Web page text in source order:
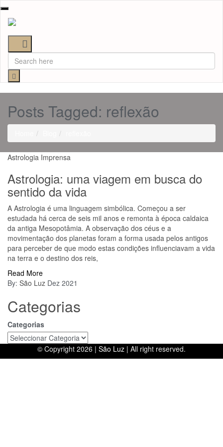
Toggle
navigation
Posts Tagged: reflexão
Astrologia Imprensa
Astrologia: uma viagem em busca do
sentido da vida
A Astrologia é uma linguagem simbólica. Começou a ser
estudada há cerca de seis mil anos e remonta à época caldaica
da antiga Mesopotâmia. A observação dos céus e a
movimentação dos planetas foram a forma usada pelos antigos
para perceber de que modo estas condições influenciavam a vida
na terra e o destino dos reis,
Read More
By: São Luz Dez 2021
Categorias
Categorias
© Copyright 2026 | São Luz | All right reserved.